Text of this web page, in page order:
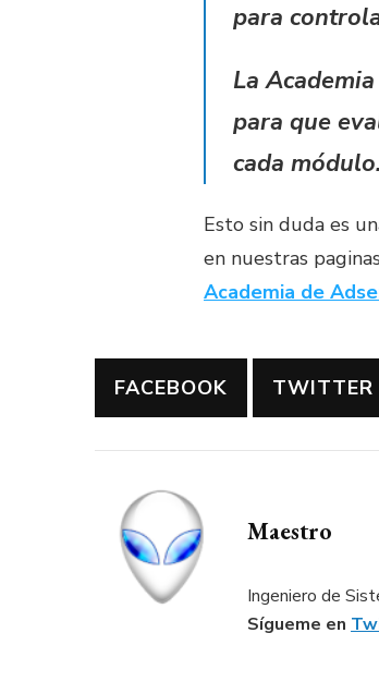
para
La
para que
cada
Esto sin duda es
en nuestras
Academia de
FACEBOOK TWITTER
Maestro
Ingeniero de
Sígueme en